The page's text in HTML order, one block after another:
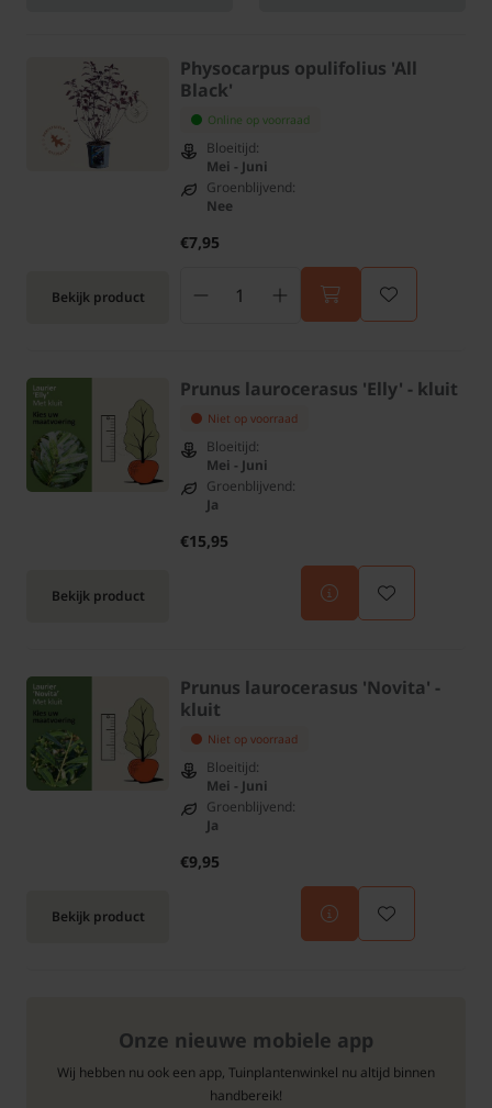
Bekijk product
Physocarpus opulifolius 'All
Black'
Online op voorraad
Bloeitijd:
Mei - Juni
Groenblijvend:
Nee
€7,95
Bekijk product
Prunus laurocerasus 'Elly' - kluit
Niet op voorraad
Bloeitijd:
Mei - Juni
Groenblijvend:
Ja
€15,95
Bekijk product
Prunus laurocerasus 'Novita' -
kluit
Niet op voorraad
Bloeitijd:
Mei - Juni
Groenblijvend:
Ja
€9,95
Onze nieuwe mobiele app
Wij hebben nu ook een app, Tuinplantenwinkel nu altijd binnen
handbereik!